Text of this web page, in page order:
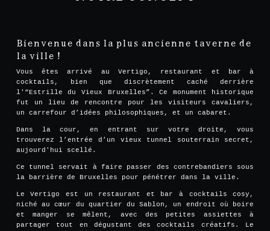
Bienvenue dans la plus ancienne taverne de
la ville !
Vous êtes arrivé au Vertigo, restaurant et bar à
cocktails, bien que discrètement caché derrière
l'“Estrille du Vieux Bruxelles”. Ce monument historique
fut un lieu de rencontre pour les visiteurs cavaliers,
un carrefour d’idées philosophiques, et un cabaret.
Dans la cour, en entrant sur votre droite, vous
trouverez l’entrée d’un vieux tunnel souterrain secret,
aujourd'hui scellé.
Ce tunnel servait à faire passer des contrebandiers sous
la barrière de Bruxelles pour pénétrer dans la ville.
Le Vertigo est un restaurant et bar à cocktails cosy,
niché au cœur du quartier du Sablon, un endroit où boire
et manger se mêlent, avec des petites assiettes à
partager tout en dégustant des cocktails créatifs. Le